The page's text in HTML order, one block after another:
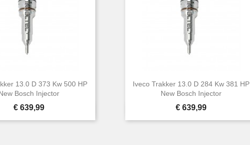
13.0 D 373 Kw 500 HP
Bosch Injector
Prijs
€ 639,99
Snel bekijken
Iveco Trakker 13.0 D 284 Kw 381 HP
New Bosch Injector
Prijs
€ 639,99
Snel bekijken